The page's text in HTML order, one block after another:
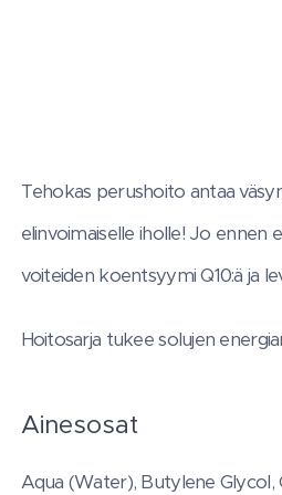
Tehokas perushoito antaa
elinvoimaiselle iholle! Jo
voiteiden koentsyymi Q10:ä ja
Hoitosarja tukee solujen
Ainesosat
Aqua (Water), Butylene Glycol,